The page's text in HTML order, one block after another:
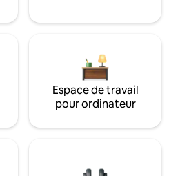
Espace de travail
pour ordinateur